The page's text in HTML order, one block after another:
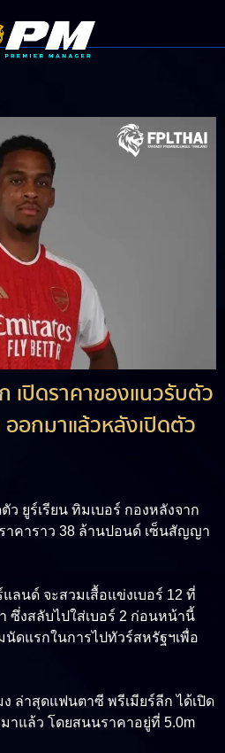
วรับใหม่ปืนหลังเปิดตัว
เปิดราคาของแนวรับตัว
ออกมาแล้วหลังเปิดตัว
ว ยูร์เรียน ทิมเบอร์ กองหลังจาก
าคาราว 38 ล้านปอนด์ เซ็นสัญญา
ลนด์ จะสวมเสื้อแข่งเบอร์ 12 ที่
ซึ่งสลับไปใส่เบอร์ 2 ก่อนหน้านี้
ดแรกในการไปทัวร์สหรัฐฯเพื่อ
ล่าสุดแฟนตาซี พรีเมียร์ลีก ได้เปิด
าแล้ว โดยสนนราคาอยู่ที่ 5.0m